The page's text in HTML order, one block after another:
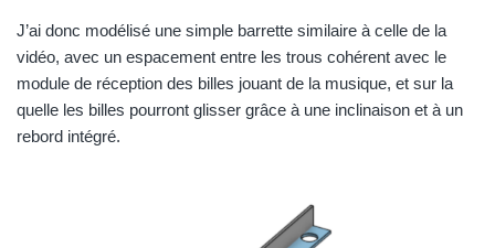
J’ai donc modélisé une simple barrette similaire à celle de la
vidéo, avec un espacement entre les trous cohérent avec le
module de réception des billes jouant de la musique, et sur la
quelle les billes pourront glisser grâce à une inclinaison et à un
rebord intégré.